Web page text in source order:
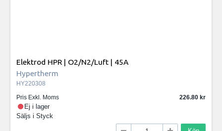
Elektrod HPR | O2/N2/Luft | 45A
Hypertherm
HY220308
Pris Exkl. Moms
226.80
Ej i lager
Säljs i Styck